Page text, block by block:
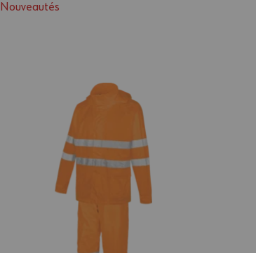
Nouveautés